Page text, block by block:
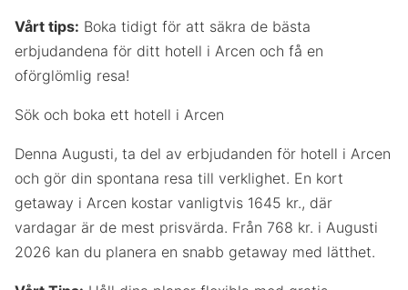
Vårt tips: Boka tidigt för att säkra de bästa
erbjudandena för ditt hotell i Arcen och få en
oförglömlig resa!
Sök och boka ett hotell i Arcen
Denna Augusti, ta del av erbjudanden för hotell i Arcen
och gör din spontana resa till verklighet. En kort
getaway i Arcen kostar vanligtvis 1645 kr., där
vardagar är de mest prisvärda. Från 768 kr. i Augusti
2026 kan du planera en snabb getaway med lätthet.